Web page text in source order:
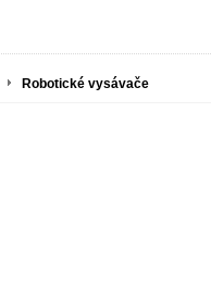
Robotické vysávače